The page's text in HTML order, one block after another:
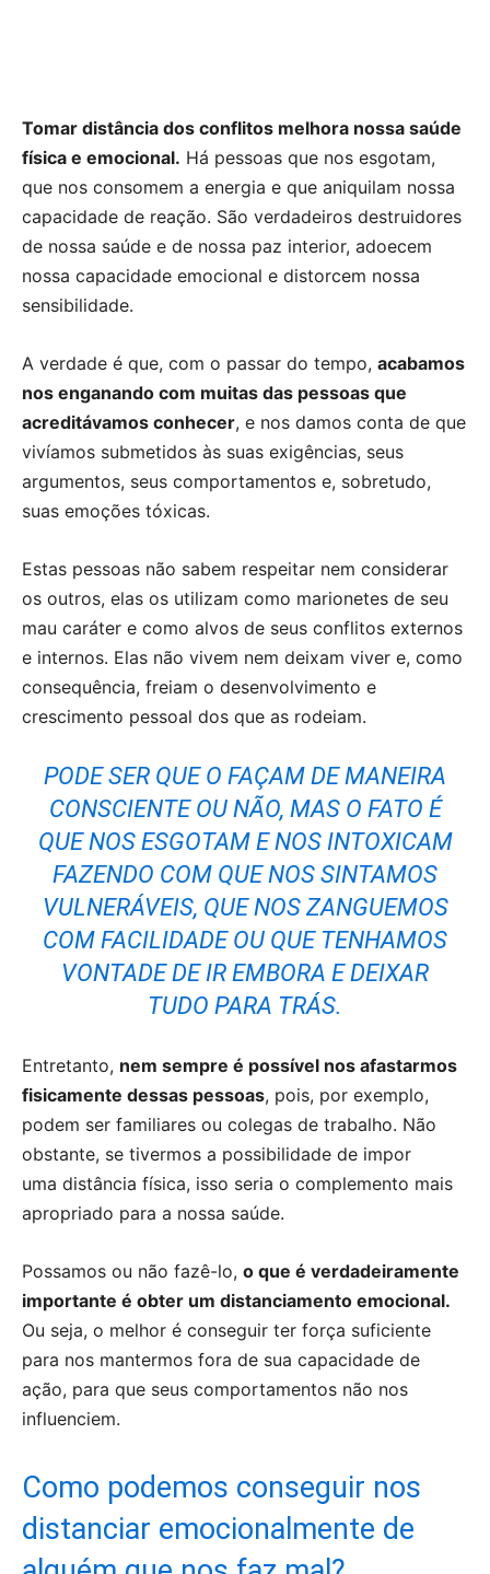
Tomar distância dos conflitos melhora nossa saúde
física e emocional. Há pessoas que nos esgotam,
que nos consomem a energia e que aniquilam nossa
capacidade de reação. São verdadeiros destruidores
de nossa saúde e de nossa paz interior, adoecem
nossa capacidade emocional e distorcem nossa
sensibilidade.
A verdade é que, com o passar do tempo, acabamos
nos enganando com muitas das pessoas que
acreditávamos conhecer, e nos damos conta de que
vivíamos submetidos às suas exigências, seus
argumentos, seus comportamentos e, sobretudo,
suas emoções tóxicas.
Estas pessoas não sabem respeitar nem considerar
os outros, elas os utilizam como marionetes de seu
mau caráter e como alvos de seus conflitos externos
e internos. Elas não vivem nem deixam viver e, como
consequência, freiam o desenvolvimento e
crescimento pessoal dos que as rodeiam.
PODE SER QUE O FAÇAM DE MANEIRA
CONSCIENTE OU NÃO, MAS O FATO É
QUE NOS ESGOTAM E NOS INTOXICAM
FAZENDO COM QUE NOS SINTAMOS
VULNERÁVEIS, QUE NOS ZANGUEMOS
COM FACILIDADE OU QUE TENHAMOS
VONTADE DE IR EMBORA E DEIXAR
TUDO PARA TRÁS.
Entretanto, nem sempre é possível nos afastarmos
fisicamente dessas pessoas, pois, por exemplo,
podem ser familiares ou colegas de trabalho. Não
obstante, se tivermos a possibilidade de impor
uma distância física, isso seria o complemento mais
apropriado para a nossa saúde.
Possamos ou não fazê-lo, o que é verdadeiramente
importante é obter um distanciamento emocional.
Ou seja, o melhor é conseguir ter força suficiente
para nos mantermos fora de sua capacidade de
ação, para que seus comportamentos não nos
influenciem.
Como podemos conseguir nos
distanciar emocionalmente de